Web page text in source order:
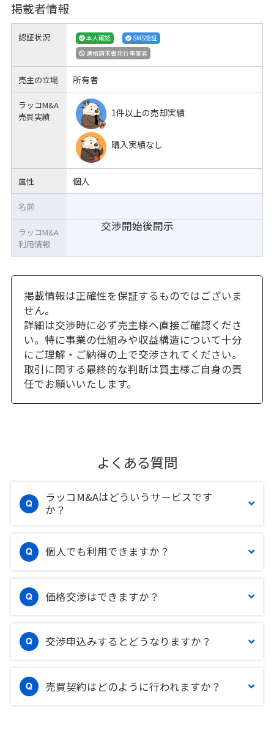
掲載者情報
認証状況 本人確認
SMS認証
適格請求書発行事業者
売主の立場 所有者
ラッコM&A
売買実績
1件以上の売却実績
購入実績なし
属性 個人
交渉開始後開示
名前
ラッコM&A
利用情報
掲載情報は正確性を保証するものではございま
せん。
詳細は交渉時に必ず売主様へ直接ご確認くださ
い。特に事業の仕組みや収益構造について十分
にご理解・ご納得の上で交渉されてください。
取引に関する最終的な判断は買主様ご自身の責
任でお願いいたします。
よくある質問
ラッコM&Aはどういうサービスです
か？
個人でも利用できますか？
価格交渉はできますか？
交渉申込みするとどうなりますか？
売買契約はどのように行われますか？